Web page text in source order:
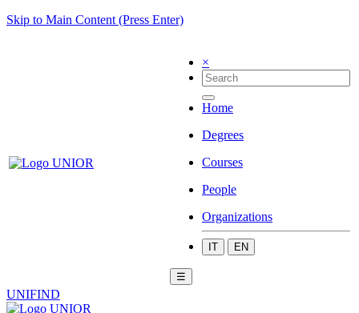
Skip to Main Content (Press Enter)
×
Home
Degrees
Courses
People
Organizations
IT EN
☰
UNIFIND